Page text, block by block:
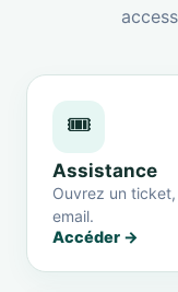
🎟️
Assistance
Ouvrez un
email.
Accéder →